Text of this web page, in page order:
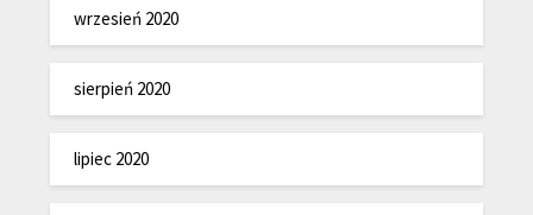
wrzesień 2020
sierpień 2020
lipiec 2020